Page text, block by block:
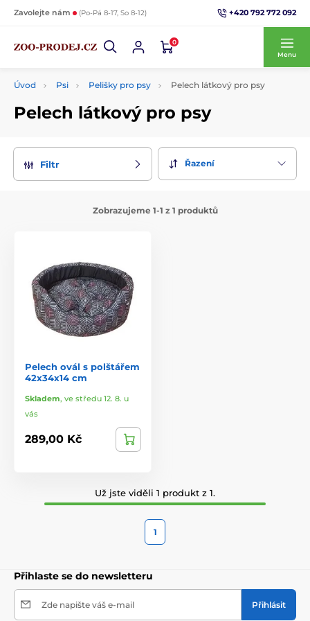
Zavolejte nám (Po-Pá 8-17, So 8-12) +420 792 772 092
0
Menu
Úvod Psi Pelišky pro psy Pelech látkový pro psy
Pelech látkový pro psy
Filtr Řazení
Zobrazujeme 1-1 z 1 produktů
Pelech ovál s polštářem
42x34x14 cm
Skladem, ve středu 12. 8. u
vás
289,00 Kč
Už jste viděli 1 produkt z 1.
1
Přihlaste se do newsletteru
Zde napište váš e-mail Přihlásit